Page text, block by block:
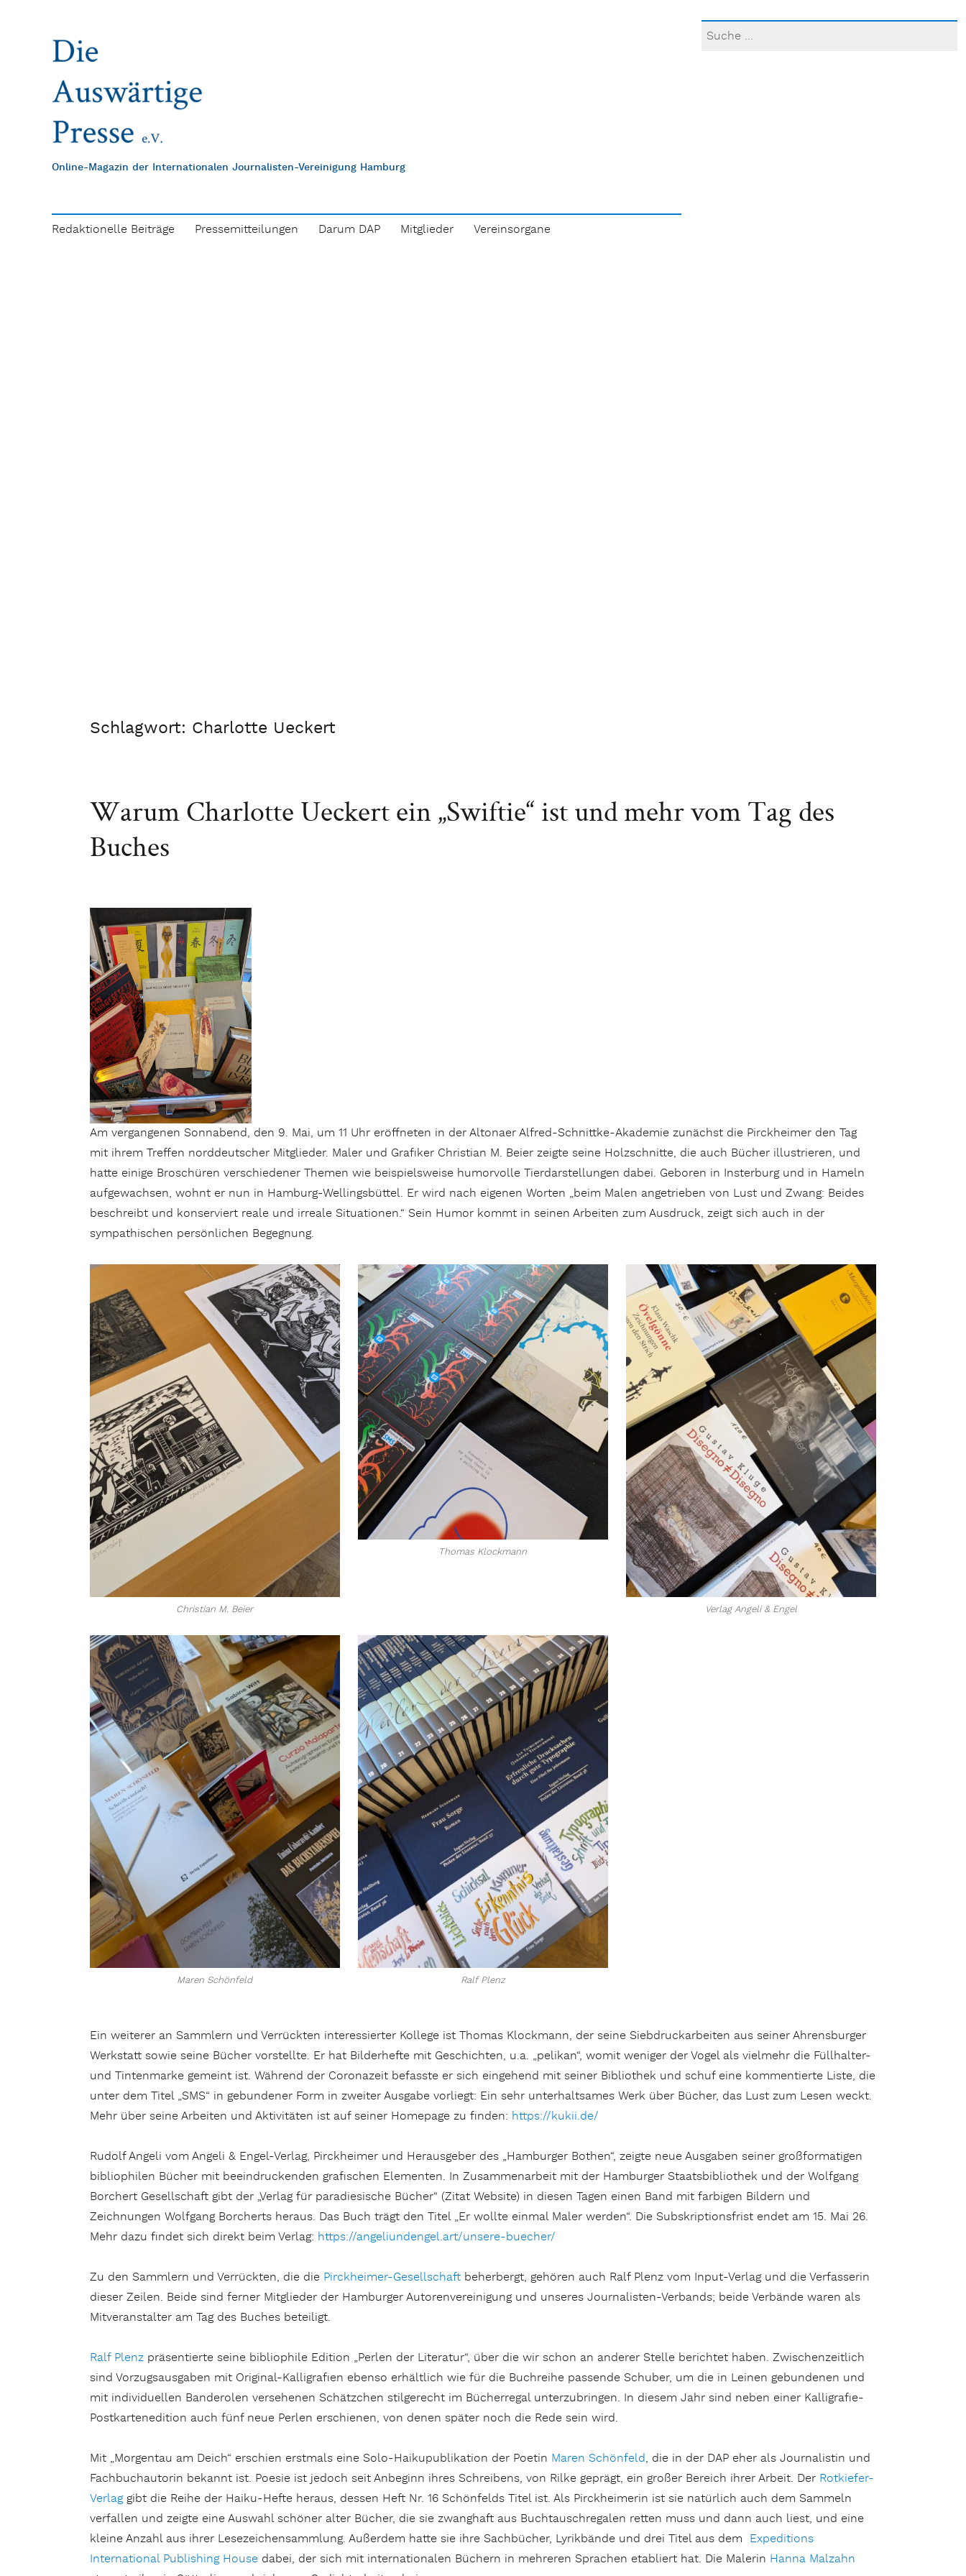
Online-Magazin der Internationalen Journalisten-Vereinigung Hamburg
Redaktionelle Beiträge Pressemitteilungen Darum DAP Mitglieder Vereinsorgane
Schlagwort: Charlotte Ueckert
Warum Charlotte Ueckert ein „Swiftie“ ist und mehr vom Tag des
Buches
Am vergangenen Sonnabend, den 9. Mai, um 11 Uhr eröffneten in der Altonaer Alfred-Schnittke-Akademie zunächst die Pirckheimer den Tag
mit ihrem Treffen norddeutscher Mitglieder. Maler und Grafiker Christian M. Beier zeigte seine Holzschnitte, die auch Bücher illustrieren, und
hatte einige Broschüren verschiedener Themen wie beispielsweise humorvolle Tierdarstellungen dabei. Geboren in Insterburg und in Hameln
aufgewachsen, wohnt er nun in Hamburg-Wellingsbüttel. Er wird nach eigenen Worten „beim Malen angetrieben von Lust und Zwang: Beides
beschreibt und konserviert reale und irreale Situationen.“ Sein Humor kommt in seinen Arbeiten zum Ausdruck, zeigt sich auch in der
sympathischen persönlichen Begegnung.
Christian M. Beier
Thomas Klockmann
Verlag Angeli & Engel
Maren Schönfeld Ralf Plenz
Ein weiterer an Sammlern und Verrückten interessierter Kollege ist Thomas Klockmann, der seine Siebdruckarbeiten aus seiner Ahrensburger
Werkstatt sowie seine Bücher vorstellte. Er hat Bilderhefte mit Geschichten, u.a. „pelikan“, womit weniger der Vogel als vielmehr die Füllhalter-
und Tintenmarke gemeint ist. Während der Coronazeit befasste er sich eingehend mit seiner Bibliothek und schuf eine kommentierte Liste, die
unter dem Titel „SMS“ in gebundener Form in zweiter Ausgabe vorliegt: Ein sehr unterhaltsames Werk über Bücher, das Lust zum Lesen weckt.
Mehr über seine Arbeiten und Aktivitäten ist auf seiner Homepage zu finden: https://kukii.de/
Rudolf Angeli vom Angeli & Engel-Verlag, Pirckheimer und Herausgeber des „Hamburger Bothen“, zeigte neue Ausgaben seiner großformatigen
bibliophilen Bücher mit beeindruckenden grafischen Elementen. In Zusammenarbeit mit der Hamburger Staatsbibliothek und der Wolfgang
Borchert Gesellschaft gibt der „Verlag für paradiesische Bücher“ (Zitat Website) in diesen Tagen einen Band mit farbigen Bildern und
Zeichnungen Wolfgang Borcherts heraus. Das Buch trägt den Titel „Er wollte einmal Maler werden“. Die Subskriptionsfrist endet am 15. Mai 26.
Mehr dazu findet sich direkt beim Verlag: https://angeliundengel.art/unsere-buecher/
Zu den Sammlern und Verrückten, die die Pirckheimer-Gesellschaftbeherbergt, gehören auch Ralf Plenz vom Input-Verlag und die Verfasserin
dieser Zeilen. Beide sind ferner Mitglieder der Hamburger Autorenvereinigung und unseres Journalisten-Verbands; beide Verbände waren als
Mitveranstalter am Tag des Buches beteiligt.
Ralf Plenzpräsentierte seine bibliophile Edition „Perlen der Literatur“, über die wir schon an anderer Stelle berichtet haben. Zwischenzeitlich
sind Vorzugsausgaben mit Original-Kalligrafien ebenso erhältlich wie für die Buchreihe passende Schuber, um die in Leinen gebundenen und
mit individuellen Banderolen versehenen Schätzchen stilgerecht im Bücherregal unterzubringen. In diesem Jahr sind neben einer Kalligrafie-
Postkartenedition auch fünf neue Perlen erschienen, von denen später noch die Rede sein wird.
Mit „Morgentau am Deich“ erschien erstmals eine Solo-Haikupublikation der Poetin Maren Schönfeld, die in der DAP eher als Journalistin und
Fachbuchautorin bekannt ist. Poesie ist jedoch seit Anbeginn ihres Schreibens, von Rilke geprägt, ein großer Bereich ihrer Arbeit. Der Rotkiefer-
Verlaggibt die Reihe der Haiku-Hefte heraus, dessen Heft Nr. 16 Schönfelds Titel ist. Als Pirckheimerin ist sie natürlich auch dem Sammeln
verfallen und zeigte eine Auswahl schöner alter Bücher, die sie zwanghaft aus Buchtauschregalen retten muss und dann auch liest, und eine
kleine Anzahl aus ihrer Lesezeichensammlung. Außerdem hatte sie ihre Sachbücher, Lyrikbände und drei Titel aus dem Expeditions
International Publishing Housedabei, der sich mit internationalen Büchern in mehreren Sprachen etabliert hat. Die Malerin Hanna Malzahn